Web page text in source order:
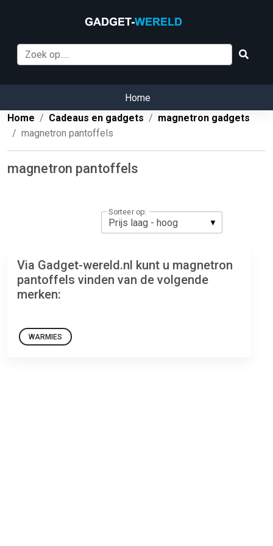
Home
Home
Cadeaus en gadgets
magnetron gadgets
magnetron pantoffels
magnetron pantoffels
Sorteer op:
Via Gadget-wereld.nl kunt u magnetron
pantoffels vinden van de volgende
merken:
WARMIES